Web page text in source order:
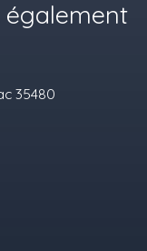
également